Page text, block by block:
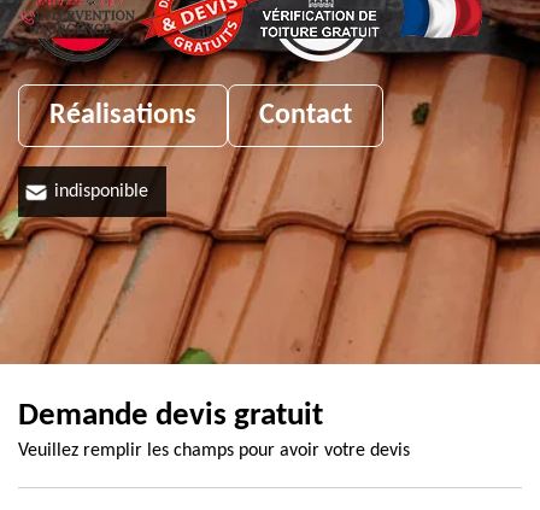
Réalisations Contact
indisponible
Demande devis gratuit
Veuillez remplir les champs pour avoir votre devis